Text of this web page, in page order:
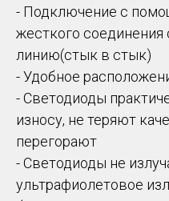
- Подключение с
жесткого соединения
линию(стык в стык)
- Удобное
- Светодиоды
износу, не теряют
перегорают
- Светодиоды не
ультрафиолетовое